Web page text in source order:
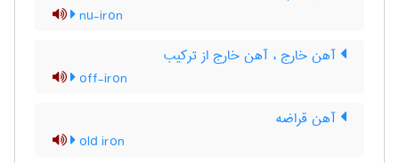
nu-iron
آهن خارج ، آهن خارج از ترکیب
off-iron
آهن قراضه
old iron